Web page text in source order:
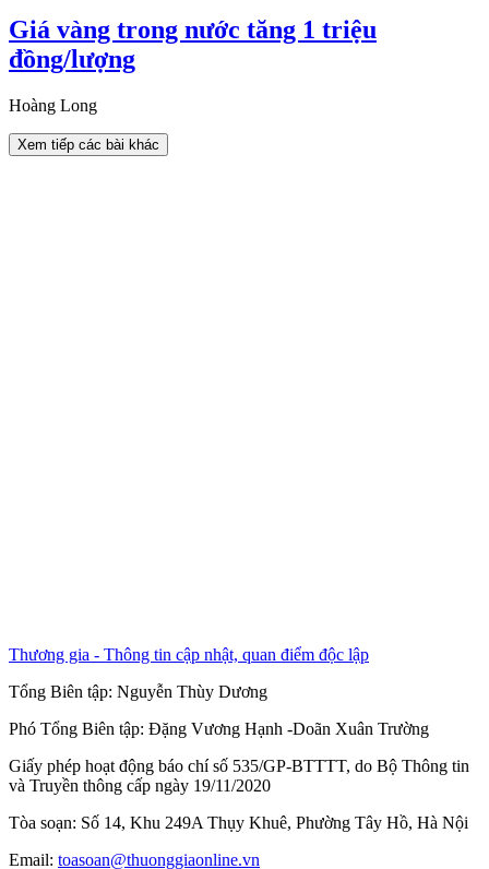
Giá vàng trong nước tăng 1 triệu
đồng/lượng
Hoàng Long
Xem tiếp các bài khác
Thương gia - Thông tin cập nhật, quan điểm độc lập
Tổng Biên tập: Nguyễn Thùy Dương
Phó Tổng Biên tập: Đặng Vương Hạnh -Doãn Xuân Trường
Giấy phép hoạt động báo chí số 535/GP-BTTTT, do Bộ Thông tin
và Truyền thông cấp ngày 19/11/2020
Tòa soạn: Số 14, Khu 249A Thụy Khuê, Phường Tây Hồ, Hà Nội
Email: toasoan@thuonggiaonline.vn